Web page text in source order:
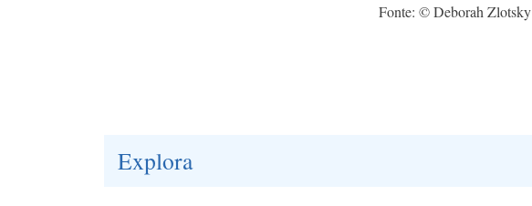
Fonte: © Deborah Zlotsky
Explora